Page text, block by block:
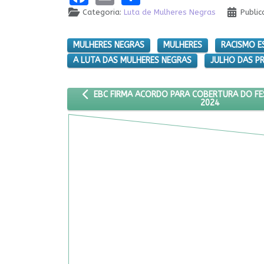
Categoria: Luta de Mulheres Negras
MULHERES NEGRAS MULHERES RACISMO
A LUTA DAS MULHERES NEGRAS
JULHO DAS
ARTIGO ANTERIOR: EBC FIRMA ACORDO PARA
EBC FIRMA ACORDO PARA COBERTURA DO
2024